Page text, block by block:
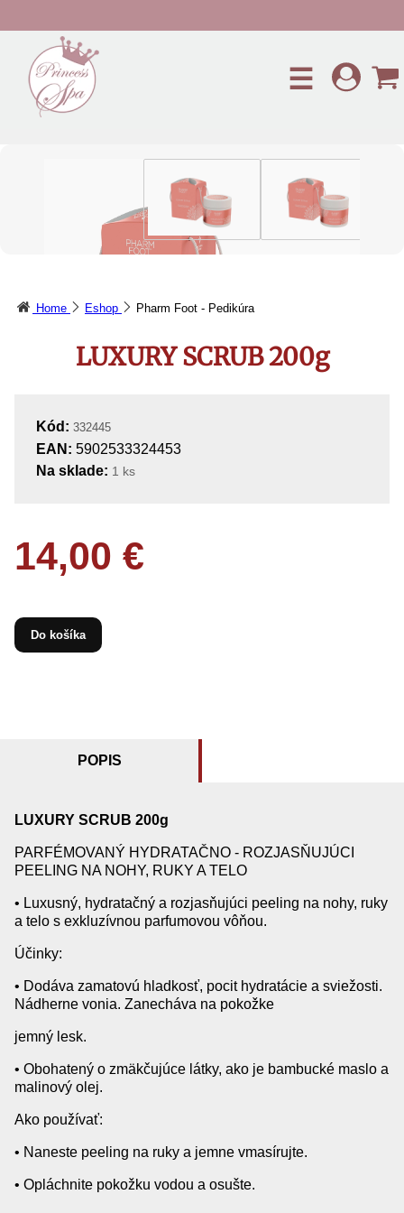
☰
Home Eshop Pharm Foot - Pedikúra
LUXURY SCRUB 200g
Kód: 332445
EAN: 5902533324453
Na sklade: 1 ks
14,00 €
Do košíka
POPIS
LUXURY SCRUB 200g
PARFÉMOVANÝ HYDRATAČNO - ROZJASŇUJÚCI
PEELING NA NOHY, RUKY A TELO
• Luxusný, hydratačný a rozjasňujúci peeling na nohy, ruky
a telo s exkluzívnou parfumovou vôňou.
Účinky:
• Dodáva zamatovú hladkosť, pocit hydratácie a sviežosti.
Nádherne vonia. Zanecháva na pokožke
jemný lesk.
• Obohatený o zmäkčujúce látky, ako je bambucké maslo a
malinový olej.
Ako používať:
• Naneste peeling na ruky a jemne vmasírujte.
• Opláchnite pokožku vodou a osušte.